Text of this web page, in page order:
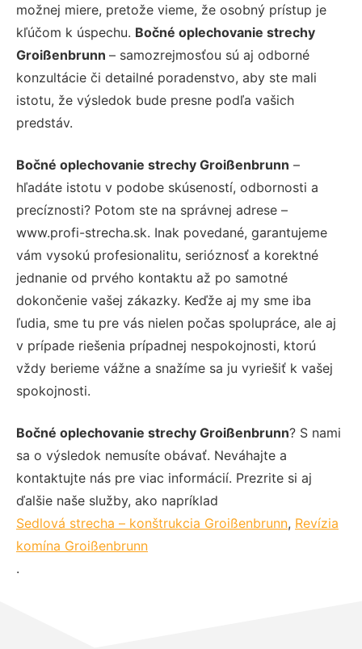
možnej miere, pretože vieme, že osobný prístup je
kľúčom k úspechu. Bočné oplechovanie strechy
Groißenbrunn – samozrejmosťou sú aj odborné
konzultácie či detailné poradenstvo, aby ste mali
istotu, že výsledok bude presne podľa vašich
predstáv.
Bočné oplechovanie strechy Groißenbrunn –
hľadáte istotu v podobe skúseností, odbornosti a
precíznosti? Potom ste na správnej adrese –
www.profi-strecha.sk. Inak povedané, garantujeme
vám vysokú profesionalitu, serióznosť a korektné
jednanie od prvého kontaktu až po samotné
dokončenie vašej zákazky. Keďže aj my sme iba
ľudia, sme tu pre vás nielen počas spolupráce, ale aj
v prípade riešenia prípadnej nespokojnosti, ktorú
vždy berieme vážne a snažíme sa ju vyriešiť k vašej
spokojnosti.
Bočné oplechovanie strechy Groißenbrunn? S nami
sa o výsledok nemusíte obávať. Neváhajte a
kontaktujte nás pre viac informácií. Prezrite si aj
ďalšie naše služby, ako napríklad
Sedlová strecha – konštrukcia Groißenbrunn, Revízia
komína Groißenbrunn
.